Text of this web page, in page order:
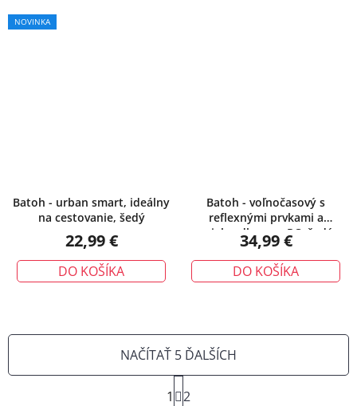
NOVINKA
Batoh - urban smart, ideálny
na cestovanie, šedý
22,99 €
DO KOŠÍKA
Batoh - voľnočasový s
reflexnými prvkami a
priehradkou na PC, šedý
34,99 €
DO KOŠÍKA
NAČÍTAŤ 5 ĎALŠÍCH
S
t
1 2